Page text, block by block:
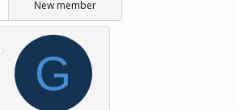
New member
G